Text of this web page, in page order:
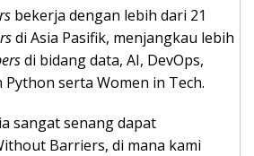
bekerja dengan lebih dari 21
di Asia Pasifik, menjangkau lebih
di bidang data, AI, DevOps,
Python serta Women in Tech.
sangat senang dapat
Barriers, di mana kami